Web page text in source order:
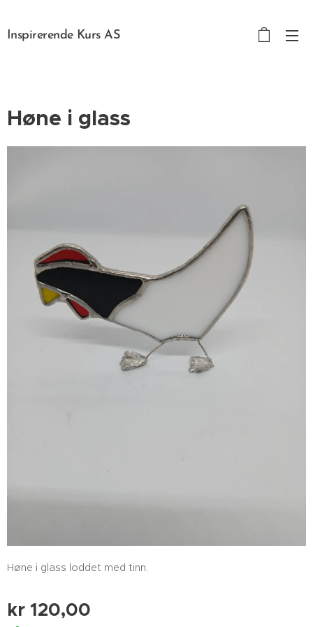
Inspirerende Kurs AS
Høne i glass
Høne i glass loddet med tinn.
kr 120,00